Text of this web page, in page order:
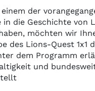
der
in die Geschichte von
möchten wir
des Lions-Quest 1x1
dem Programm
und